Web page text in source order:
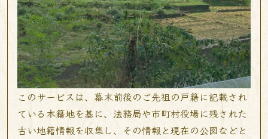
このサービスは、幕末前後のご先祖の戸籍に記載され
ている本籍地を基に、法務局や市町村役場に残された
古い地籍情報を収集し、その情報と現在の公図などと